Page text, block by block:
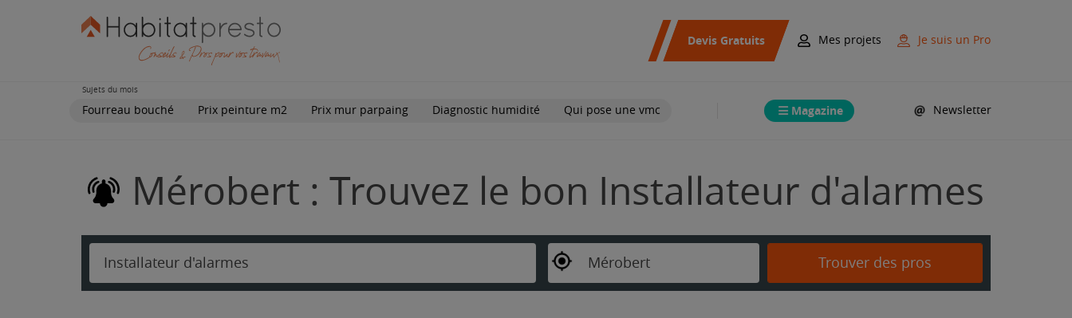
Devis Gratuits Mes projets Je suis un Pro
Sujets du mois
Fourreau bouché Prix peinture m2 Prix mur parpaing Diagnostic humidité Qui pose une vmc Magazine Newsletter
Mérobert : Trouvez le bon Installateur d'alarmes
Installateur d'alarmes Mérobert Trouver des pros